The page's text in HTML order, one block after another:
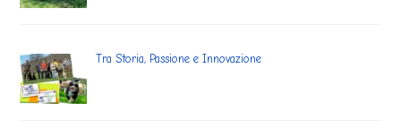
Tra Storia, Passione e Innovazione